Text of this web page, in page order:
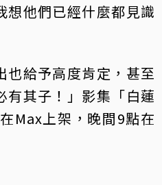
想他們已經什麼都見識
也給予高度肯定，甚至
有其子！」影集「白蓮
Max上架，晚間9點在